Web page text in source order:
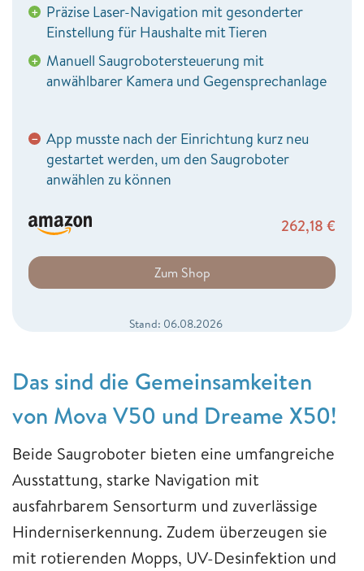
+ Präzise Laser-Navigation mit gesonderter
Einstellung für Haushalte mit Tieren
+ Manuell Saugrobotersteuerung mit
anwählbarer Kamera und Gegensprechanlage
− App musste nach der Einrichtung kurz neu
gestartet werden, um den Saugroboter
anwählen zu können
262,18 €
Zum Shop
Stand: 06.08.2026
Das sind die Gemeinsamkeiten
von Mova V50 und Dreame X50!
Beide Saugroboter bieten eine umfangreiche
Ausstattung, starke Navigation mit
ausfahrbarem Sensorturm und zuverlässige
Hinderniserkennung. Zudem überzeugen sie
mit rotierenden Mopps, UV-Desinfektion und